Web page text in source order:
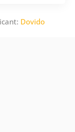
Dovido